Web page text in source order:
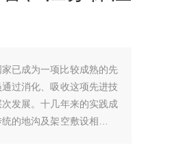
已成为一项比较成熟的先
过消化、吸收这项先进技
发展。十几年来的实践成
的地沟及架空敷设相比，